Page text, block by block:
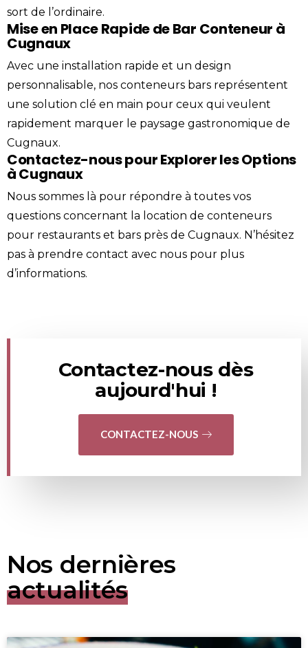
sort de l’ordinaire.
Mise en Place Rapide de Bar Conteneur à
Cugnaux
Avec une installation rapide et un design
personnalisable, nos conteneurs bars représentent
une solution clé en main pour ceux qui veulent
rapidement marquer le paysage gastronomique de
Cugnaux.
Contactez-nous pour Explorer les Options
à Cugnaux
Nous sommes là pour répondre à toutes vos
questions concernant la location de conteneurs
pour restaurants et bars près de Cugnaux. N’hésitez
pas à prendre contact avec nous pour plus
d’informations.
Contactez-nous dès
aujourd'hui !
CONTACTEZ-NOUS
Nos dernières
actualités